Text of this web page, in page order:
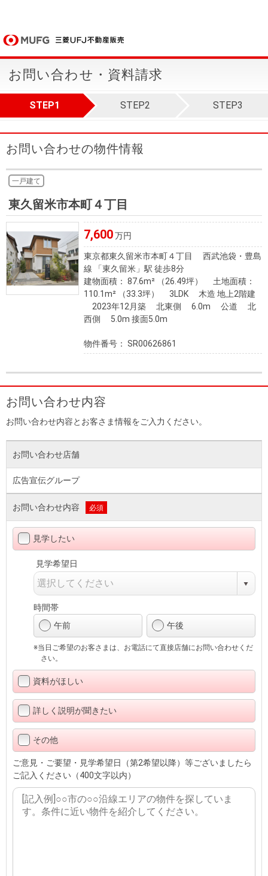
お問い合わせ・資料請求
STEP1 STEP2 STEP3
お問い合わせの物件情報
一戸建て
東久留米市本町４丁目
7,600万円
東京都東久留米市本町４丁目 西武池袋・豊島
線 「東久留米」駅 徒歩8分
建物面積： 87.6m² （26.49坪） 土地面積：
110.1m² （33.3坪） 3LDK 木造 地上2階建
2023年12月築 北東側 6.0m 公道 北
西側 5.0m 接面5.0m
物件番号： SR00626861
お問い合わせ内容
お問い合わせ内容とお客さま情報をご入力ください。
お問い合わせ店舗
広告宣伝グループ
お問い合わせ内容 必須
見学したい
見学希望日
時間帯
午前
午後
※当日ご希望のお客さまは、お電話にて直接店舗にお問い合わせくだ
さい。
資料がほしい
詳しく説明が聞きたい
その他
ご意見・ご要望・見学希望日（第2希望以降）等ございましたら
ご記入ください（400文字以内）